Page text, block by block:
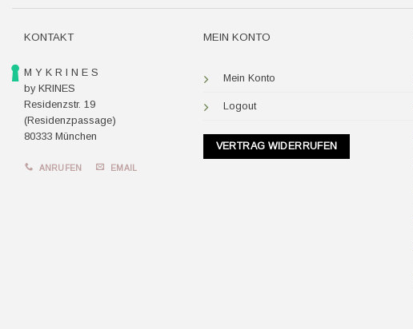
KONTAKT
M Y K R I N E S
by KRINES
Residenzstr. 19
(Residenzpassage)
80333 München
ANRUFEN EMAIL
MEIN KONTO
Mein Konto
Logout
VERTRAG WIDERRUFEN